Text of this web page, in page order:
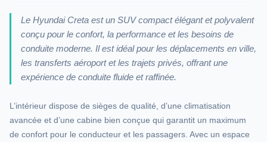
Le Hyundai Creta est un SUV compact élégant et polyvalent
conçu pour le confort, la performance et les besoins de
conduite moderne. Il est idéal pour les déplacements en ville,
les transferts aéroport et les trajets privés, offrant une
expérience de conduite fluide et raffinée.
L’intérieur dispose de sièges de qualité, d’une climatisation
avancée et d’une cabine bien conçue qui garantit un maximum
de confort pour le conducteur et les passagers. Avec un espace